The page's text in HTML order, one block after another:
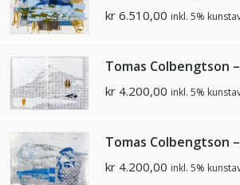
kr 6.510,00 inkl. 5%
Tomas Colbengtson
kr 4.200,00 inkl. 5%
Tomas Colbengtson
kr 4.200,00 inkl. 5%